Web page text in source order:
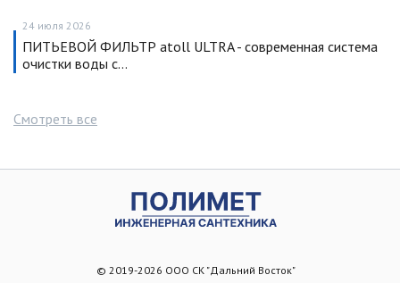
24 июля 2026
ПИТЬЕВОЙ ФИЛЬТР atoll ULTRA - современная система
очистки воды с…
Смотреть все
© 2019-2026 ООО СК "Дальний Восток"